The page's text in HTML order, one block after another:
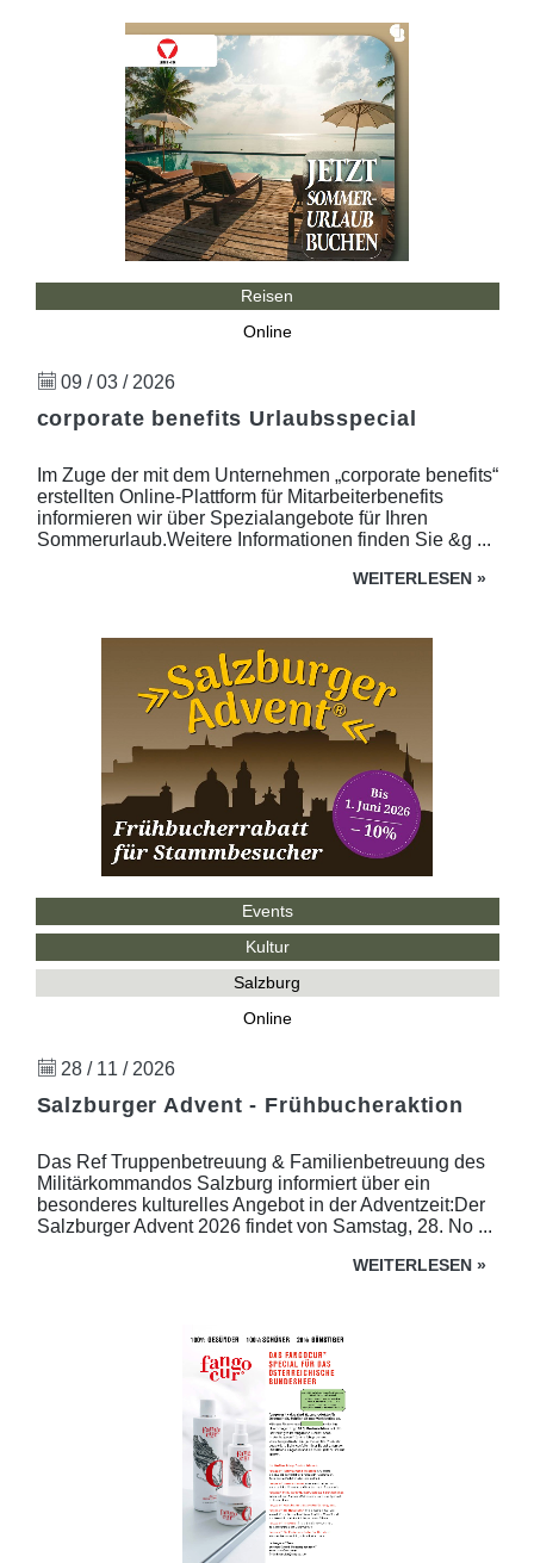
Reisen
Online
09 / 03 / 2026
corporate benefits Urlaubsspecial
Im Zuge der mit dem Unternehmen „corporate benefits“
erstellten Online-Plattform für Mitarbeiterbenefits
informieren wir über Spezialangebote für Ihren
Sommerurlaub.Weitere Informationen finden Sie &g ...
WEITERLESEN »
Events
Kultur
Salzburg
Online
28 / 11 / 2026
Salzburger Advent - Frühbucheraktion
Das Ref Truppenbetreuung & Familienbetreuung des
Militärkommandos Salzburg informiert über ein
besonderes kulturelles Angebot in der Adventzeit:Der
Salzburger Advent 2026 findet von Samstag, 28. No ...
WEITERLESEN »